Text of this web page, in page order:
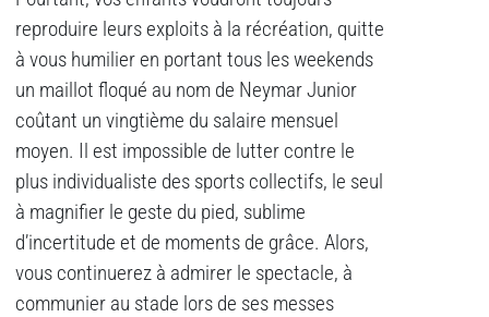
reproduire leurs exploits à la récréation, quitte
à vous humilier en portant tous les weekends
un maillot floqué au nom de Neymar Junior
coûtant un vingtième du salaire mensuel
moyen. Il est impossible de lutter contre le
plus individualiste des sports collectifs, le seul
à magnifier le geste du pied, sublime
d’incertitude et de moments de grâce. Alors,
vous continuerez à admirer le spectacle, à
communier au stade lors de ses messes